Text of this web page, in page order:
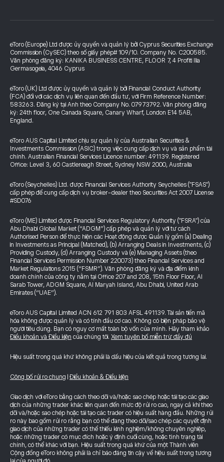
eToro (Europe) Ltd được ủy quyền và quản lý bởi Cyprus Securities Exchange
Commission (CySEC) theo số giấy phép# 109/10. Company No. C200585.
Văn phòng đăng ký: KANIKA BUSINESS CENTRE, FLOOR 7, 4 Profiti Ilia
Germasogeia, 4046 Cyprus
eToro (UK) Ltd được ủy quyền và quản lý bởi Financial Conduct Authority
(FCA) đối với các dịch vụ liên quan đến đầu tư, với Firm Reference Number:
583263. Đăng ký tại Anh theo Company No. 07973792. Văn phòng đăng
ký: 24th floor, One Canada Square, Canary Wharf, London E14 5AB,
England.
eToro AUS Capital Limited chịu sự quản lý của Australian Securities &
Investments Commission (ASIC) trong việc cung cấp dịch vụ và sản phẩm tài
chính. Australian Financial Services Licence number: 491139. Registered
Office: Level 3, 60 Castlereagh Street, Sydney NSW 2000, Australia
eToro (Seychelles) Ltd. được Financial Services Authority Seychelles ("FSAS")
cấp phép để cung cấp dịch vụ broker-dealer theo Securities Act 2007 License
#SD076
eToro (ME) Limited được Financial Services Regulatory Authority ("FSRA") của
Abu Dhabi Global Market (“ADGM”) cấp phép và quản lý với tư cách
Authorised Person để thực hiện các Hoạt động được Quản lý gồm (a) Dealing
in Investments as Principal (Matched), (b) Arranging Deals in Investments, (c)
Providing Custody, (d) Arranging Custody và (e) Managing Assets (theo
Financial Services Permission Number 220073) theo Financial Services and
Market Regulations 2015 (“FSMR”). Văn phòng đăng ký và địa điểm kinh
doanh chính của công ty nằm tại Office 207 and 208, 15th Floor Floor, Al
Sarab Tower, ADGM Square, Al Maryah Island, Abu Dhabi, United Arab
Emirates (“UAE”).
eToro AUS Capital Limited ACN 612 791 803 AFSL 491139. Tài sản tiền mã
hóa không được quản lý và có tính đầu cơ cao. Không có biện pháp bảo vệ
người tiêu dùng. Bạn có nguy cơ mất toàn bộ vốn của mình. Hãy tham khảo
Điều khoản và Điều kiện của chúng tôi. Xem tuyên bố miễn trừ đầy đủ
Hiệu suất trong quá khứ không phải là dấu hiệu của kết quả trong tương lai.
Công bố rủi ro chung Điều khoản & Điều kiện
Giao dịch với eToro bằng cách theo dõi và/hoặc sao chép hoặc tái tạo các giao
dịch của những trader khác liên quan đến mức độ rủi ro cao, ngay cả khi theo
dõi và/hoặc sao chép hoặc tái tạo các trader có hiệu suất hàng đầu. Những rủi
ro này bao gồm rủi ro rằng bạn có thể đang theo dõi/sao chép các quyết định
giao dịch của những trader có thể thiếu kinh nghiệm/không chuyên nghiệp,
hoặc những trader có mục đích hoặc ý định cuối cùng, hoặc tình trạng tài
chính, có thể khác với bạn. Hiệu suất trong quá khứ của một Thành viên
Cộng đồng eToro không phải là chỉ báo đáng tin cậy về hiệu suất trong tương